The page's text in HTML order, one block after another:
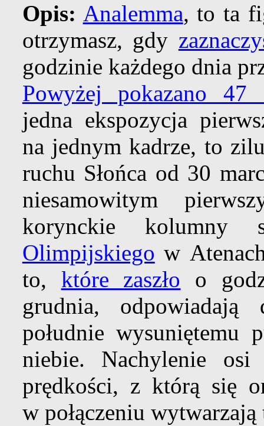
Opis: Analemma, to ta
otrzymasz, gdy
godzinie każdego dnia
Powyżej pokazano 47
jedna ekspozycja
na jednym kadrze, to
ruchu Słońca od 30
niesamowitym
korynckie kolumny
Olimpijskiego w
to, które zaszło o
grudnia,
południe wysuniętemu
niebie. Nachylenie
prędkości, z którą się
w połączeniu